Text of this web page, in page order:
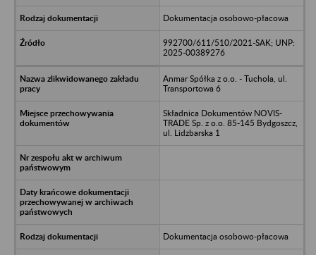
Dokumentacja osobowo-płacowa
992700/611/510/2021-SAK; UNP:
2025-00389276
Anmar Spółka z o.o. - Tuchola, ul.
Transportowa 6
Składnica Dokumentów NOVIS-
TRADE Sp. z o.o. 85-145 Bydgoszcz,
ul. Lidzbarska 1
Dokumentacja osobowo-płacowa